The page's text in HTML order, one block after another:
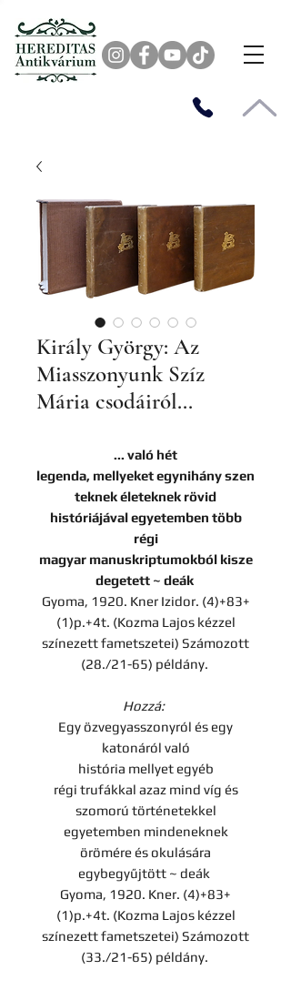
Király György: Az
Miasszonyunk Szíz
Mária csodáiról...
... való hét
legenda, mellyeket egynihány szen
teknek életeknek rövid
históriájával egyetemben több
régi
magyar manuskriptumokból kisze
degetett ~ deák
Gyoma, 1920. Kner Izidor. (4)+83+
(1)p.+4t. (Kozma Lajos kézzel
színezett fametszetei) Számozott
(28./21-65) példány.
Hozzá:
Egy özvegyasszonyról és egy
katonáról való
história mellyet egyéb
régi trufákkal azaz mind víg és
szomorú történetekkel
egyetemben mindeneknek
örömére és okulására
egybegyűjtött ~ deák
Gyoma, 1920. Kner. (4)+83+
(1)p.+4t. (Kozma Lajos kézzel
színezett fametszetei) Számozott
(33./21-65) példány.